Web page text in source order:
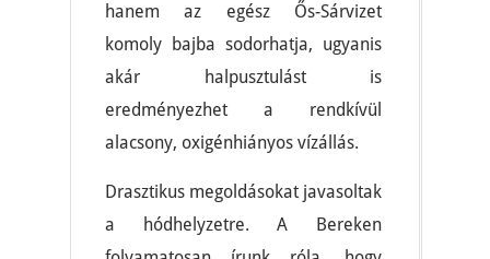
hanem az egész Ős-Sárvizet
komoly bajba sodorhatja, ugyanis
akár halpusztulást is
eredményezhet a rendkívül
alacsony, oxigénhiányos vízállás.
Drasztikus megoldásokat javasoltak
a hódhelyzetre. A Bereken